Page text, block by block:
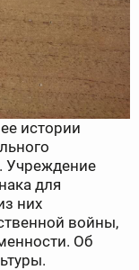
истории
Учреждение
для
них
войны,
Об